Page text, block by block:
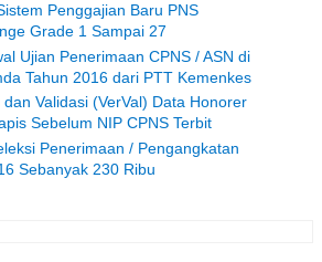
Penggajian Baru PNS
Grade 1 Sampai 27
Ujian Penerimaan CPNS / ASN di
Tahun 2016 dari PTT Kemenkes
dan Validasi (VerVal) Data Honorer
Sebelum NIP CPNS Terbit
Penerimaan / Pengangkatan
Sebanyak 230 Ribu